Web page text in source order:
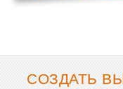
СОЗДАТЬ